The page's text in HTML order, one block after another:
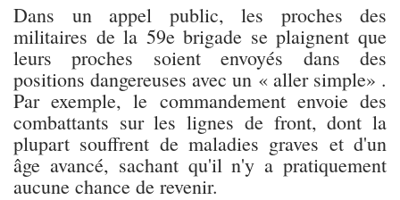
Dans un appel public, les proches des
militaires de la 59e brigade se plaignent que
leurs proches soient envoyés dans des
positions dangereuses avec un « aller simple» .
Par exemple, le commandement envoie des
combattants sur les lignes de front, dont la
plupart souffrent de maladies graves et d'un
âge avancé, sachant qu'il n'y a pratiquement
aucune chance de revenir.